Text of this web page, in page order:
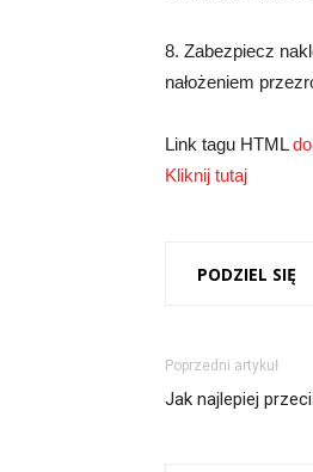
8. Zabezpiecz
nałożeniem
Link tagu HTML
Kliknij tutaj
PODZIEL SIĘ
Poprzedni artykuł
Jak najlepiej